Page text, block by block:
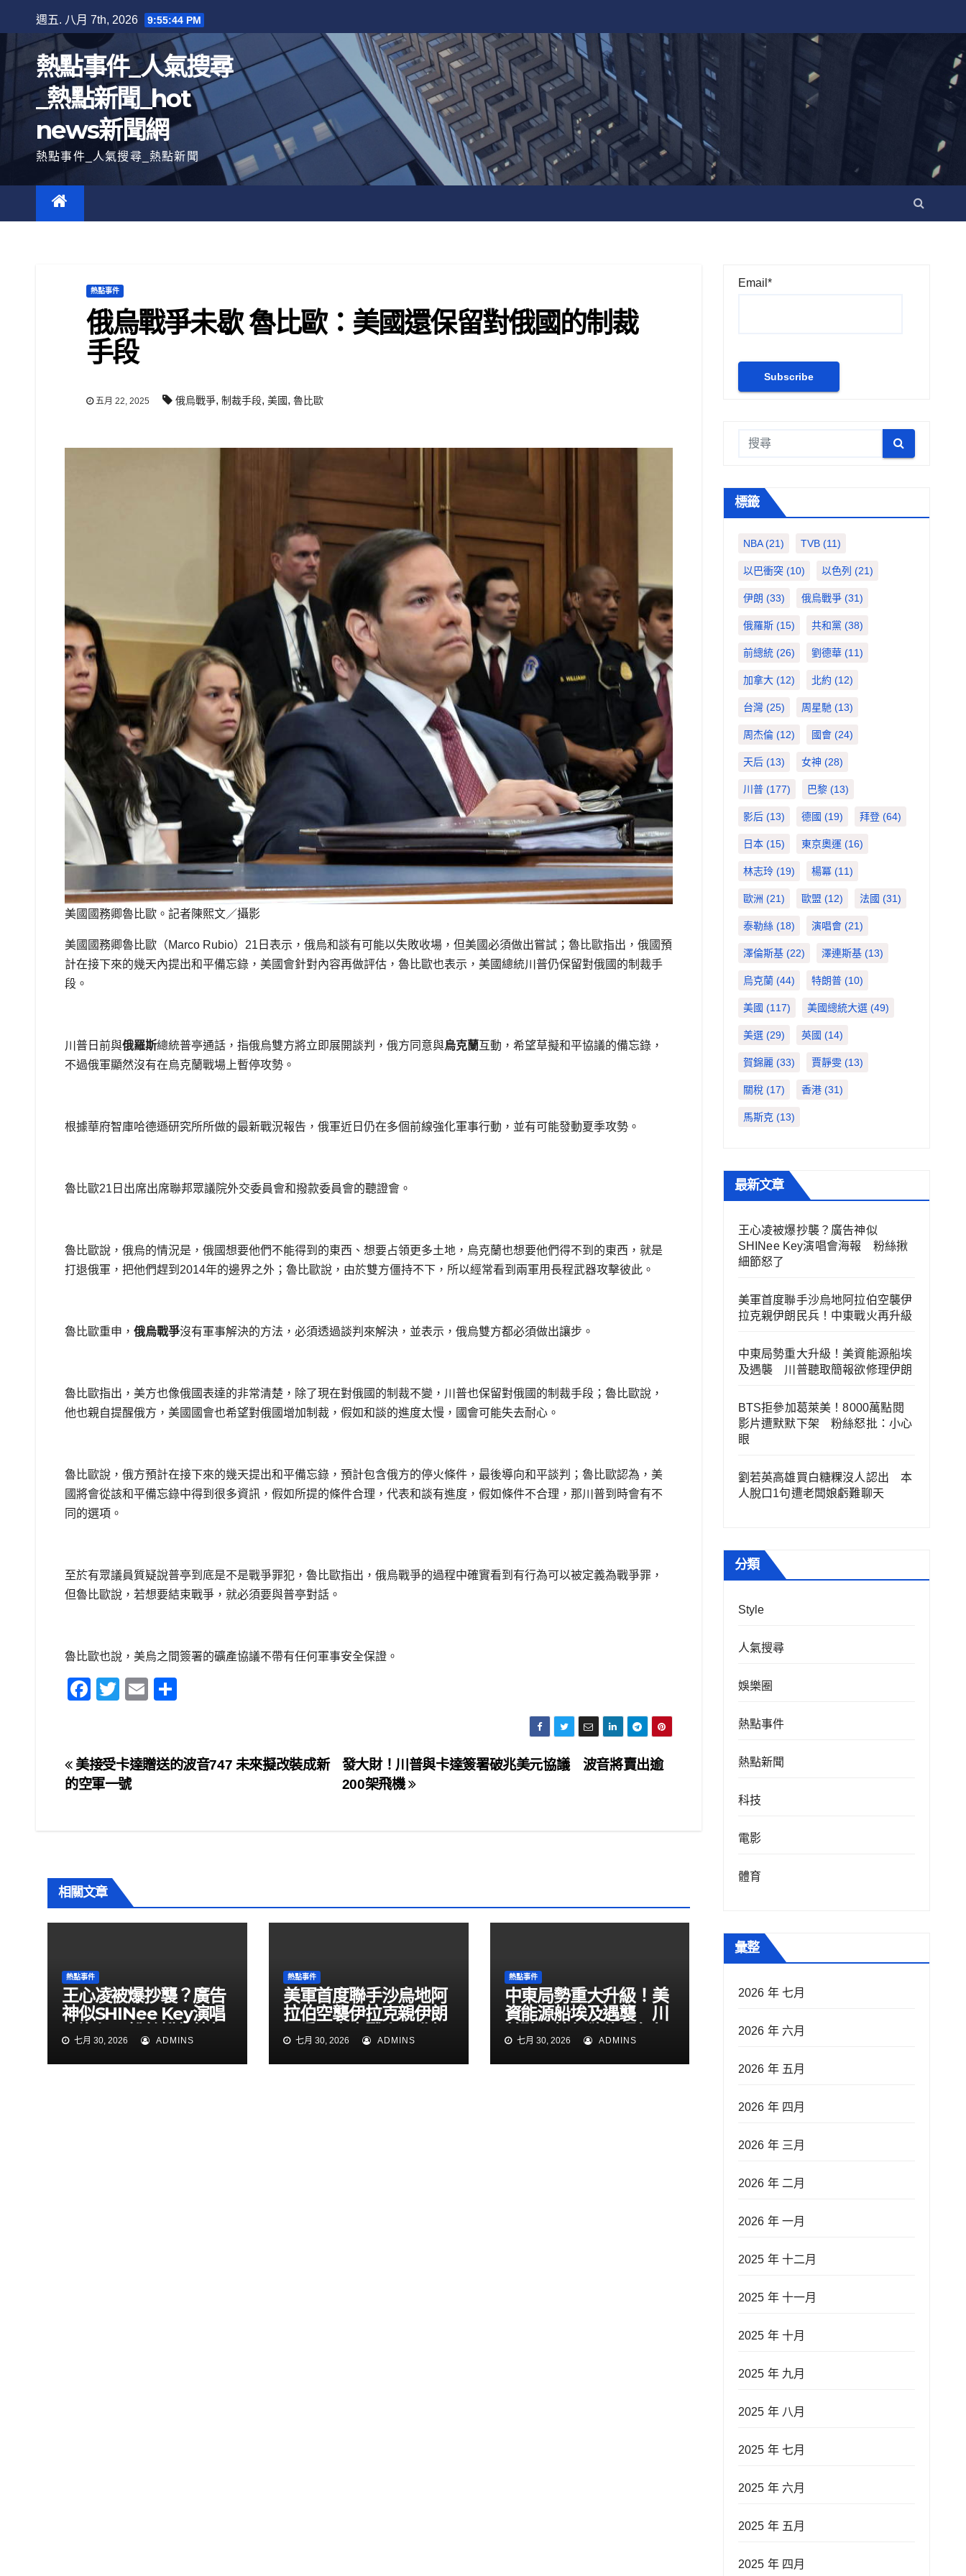
至
內
週五. 八月 7th, 2026 9:55:46 PM
熱點事件_人氣搜尋
_熱點新聞_hot
news新聞網
熱點事件_人氣搜尋_熱點新聞
熱點事件
俄烏戰爭未歇 魯比歐：美國還保留對俄國的制裁
手段
五月 22, 2025 俄烏戰爭, 制裁手段, 美國, 魯比歐
美國國務卿魯比歐。記者陳熙文／攝影
美國國務卿魯比歐（Marco Rubio）21日表示，俄烏和談有可能以失敗收場，但美國必須做出嘗試；魯比歐指出，俄國預
計在接下來的幾天內提出和平備忘錄，美國會針對內容再做評估，魯比歐也表示，美國總統川普仍保留對俄國的制裁手
段。
川普日前與俄羅斯總統普亭通話，指俄烏雙方將立即展開談判，俄方同意與烏克蘭互動，希望草擬和平協議的備忘錄，
不過俄軍顯然沒有在烏克蘭戰場上暫停攻勢。
根據華府智庫哈德遜研究所所做的最新戰況報告，俄軍近日仍在多個前線強化軍事行動，並有可能發動夏季攻勢。
魯比歐21日出席出席聯邦眾議院外交委員會和撥款委員會的聽證會。
魯比歐說，俄烏的情況是，俄國想要他們不能得到的東西、想要占領更多土地，烏克蘭也想要他們得不到的東西，就是
打退俄軍，把他們趕到2014年的邊界之外；魯比歐說，由於雙方僵持不下，所以經常看到兩軍用長程武器攻擊彼此。
魯比歐重申， 俄烏戰爭沒有軍事解決的方法，必須透過談判來解決，並表示，俄烏雙方都必須做出讓步。
魯比歐指出，美方也像俄國表達的非常清楚，除了現在對俄國的制裁不變，川普也保留對俄國的制裁手段；魯比歐說，
他也親自提醒俄方，美國國會也希望對俄國增加制裁，假如和談的進度太慢，國會可能失去耐心。
魯比歐說，俄方預計在接下來的幾天提出和平備忘錄，預計包含俄方的停火條件，最後導向和平談判；魯比歐認為，美
國將會從該和平備忘錄中得到很多資訊，假如所提的條件合理，代表和談有進度，假如條件不合理，那川普到時會有不
同的選項。
至於有眾議員質疑說普亭到底是不是戰爭罪犯，魯比歐指出，俄烏戰爭的過程中確實看到有行為可以被定義為戰爭罪，
但魯比歐說，若想要結束戰爭，就必須要與普亭對話。
魯比歐也說，美烏之間簽署的礦產協議不帶有任何軍事安全保證。
F
e
b
T
er
E
e
文
章
發大財！川普與卡達簽署破兆美元協議 波音將賣出逾
200架飛機
美接受卡達贈送的波音747 未來擬改裝成新
的空軍一號
相關文章
熱點事件
王心凌被爆抄襲？廣告
神似SHINee Key演唱
會海報 粉絲揪細節怒
了七月 30, 2026 ADMINS
熱點事件
美軍首度聯手沙烏地阿
拉伯空襲伊拉克親伊朗
民兵！中東戰火再升級
七月 30, 2026 ADMINS
熱點事件
中東局勢重大升級！美
資能源船埃及遇襲 川
普聽取簡報欲修理伊朗
七月 30, 2026 ADMINS
Email*
標籤
NBA(21) TVB(11)
以巴衝突(10) 以色列 (21)
伊朗 (33) 俄烏戰爭(31)
俄羅斯(15) 共和黨(38)
前總統(26) 劉德華(11)
加拿大(12) 北約 (12)
台灣(25) 周星馳 (13)
周杰倫(12) 國會(24)
天后(13) 女神 (28)
川普(177) 巴黎(13)
影后(13) 德國 (19) 拜登(64)
日本(15) 東京奧運 (16)
林志玲(19) 楊冪(11)
歐洲 (21) 歐盟 (12) 法國 (31)
泰勒絲 (18) 演唱會(21)
澤倫斯基(22) 澤連斯基(13)
烏克蘭(44) 特朗普(10)
美國 (117) 美國總統大選(49)
美選(29) 英國 (14)
賀錦麗 (33) 賈靜雯(13)
關稅(17) 香港(31)
馬斯克 (13)
最新文章
王心凌被爆抄襲？廣告神似
SHINee Key演唱會海報 粉絲揪
細節怒了
美軍首度聯手沙烏地阿拉伯空襲伊
拉克親伊朗民兵！中東戰火再升級
中東局勢重大升級！美資能源船埃
及遇襲 川普聽取簡報欲修理伊朗
BTS拒參加葛萊美！8000萬點閱
影片遭默默下架 粉絲怒批：小心
眼
劉若英高雄買白糖粿沒人認出 本
人脫口1句遭老闆娘虧難聊天
分類
Style
人氣搜尋
娛樂圈
熱點事件
熱點新聞
科技
電影
體育
彙整
2026 年 七月
2026 年 六月
2026 年 五月
2026 年 四月
2026 年 三月
2026 年 二月
2026 年 一月
2025 年 十二月
2025 年 十一月
2025 年 十月
2025 年 九月
2025 年 八月
2025 年 七月
2025 年 六月
2025 年 五月
2025 年 四月